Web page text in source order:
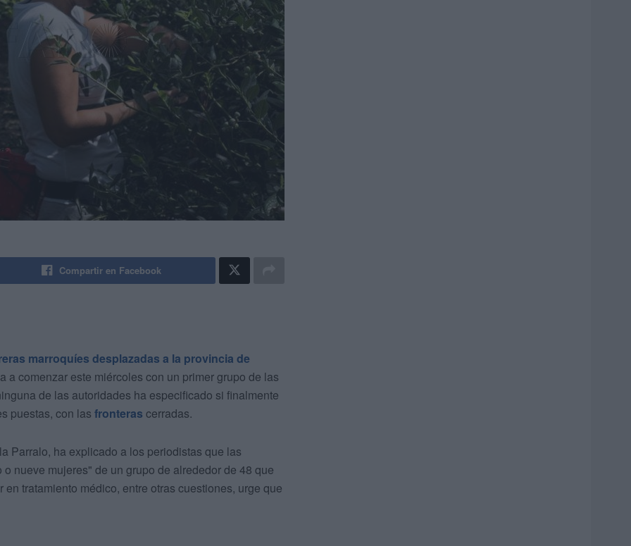
Compartir en Facebook
marroquíes desplazadas a la provincia de
a comenzar este miércoles con un primer grupo de las
de las autoridades ha especificado si finalmente
puestas, con las fronteras cerradas.
Parralo, ha explicado a los periodistas que las
nueve mujeres" de un grupo de alrededor de 48 que
tratamiento médico, entre otras cuestiones, urge que